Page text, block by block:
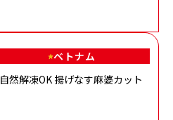
ベトナム
自然解凍OK 揚げなす麻婆カット